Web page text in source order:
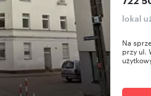
lokal
Na
przy ul.